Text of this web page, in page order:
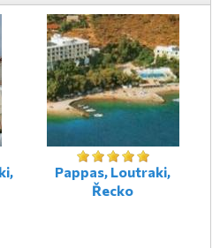
Pappas, Loutraki,
Řecko